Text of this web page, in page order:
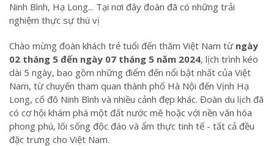
Ninh Bình, Hạ Long... Tại nơi đây đoàn đã có những trải
nghiệm thực sự thú vị
Chào mừng đoàn khách trẻ tuổi đến thăm Việt Nam từ ngày
02 tháng 5 đến ngày 07 tháng 5 năm 2024, lịch trình kéo
dài 5 ngày, bao gồm những điểm đến nổi bật nhất của Việt
Nam, từ chuyến tham quan thành phố Hà Nội đến Vịnh Hạ
Long, cố đô Ninh Bình và nhiều cảnh đẹp khác. Đoàn du lịch đã
có cơ hội khám phá một đất nước mê hoặc với nền văn hóa
phong phú, lối sống độc đáo và ẩm thực tinh tế - tất cả đều
đặc trưng cho Việt Nam.